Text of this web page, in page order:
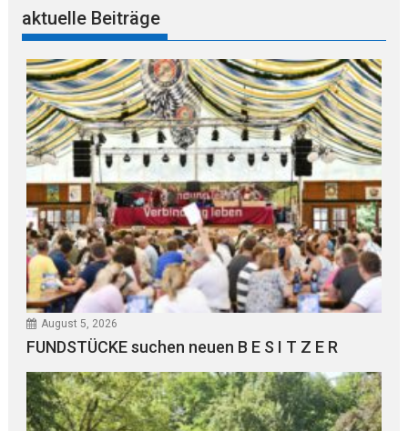
aktuelle Beiträge
August 5, 2026
FUNDSTÜCKE suchen neuen B E S I T Z E R